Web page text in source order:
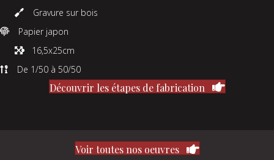
Gravure sur bois
Papier japon
16,5x25cm
De 1/50 à 50/50
Découvrir les étapes de fabrication
Voir toutes nos oeuvres